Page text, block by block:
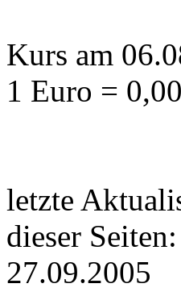
Kurs am
1 Euro =
letzte
dieser Seiten:
27.09.2005